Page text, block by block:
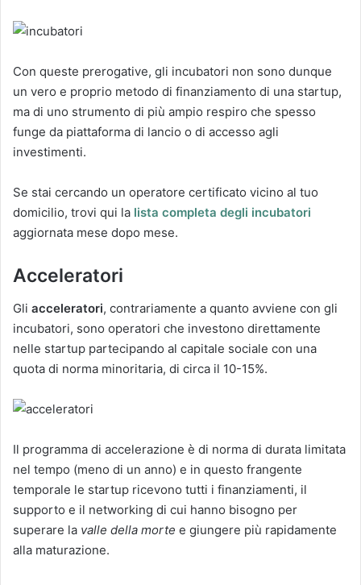
Con queste prerogative, gli incubatori non sono dunque
un vero e proprio metodo di finanziamento di una startup,
ma di uno strumento di più ampio respiro che spesso
funge da piattaforma di lancio o di accesso agli
investimenti.
Se stai cercando un operatore certificato vicino al tuo
domicilio, trovi qui la lista completa degli incubatori
aggiornata mese dopo mese.
Acceleratori
Gli acceleratori, contrariamente a quanto avviene con gli
incubatori, sono operatori che investono direttamente
nelle startup partecipando al capitale sociale con una
quota di norma minoritaria, di circa il 10-15%.
Il programma di accelerazione è di norma di durata limitata
nel tempo (meno di un anno) e in questo frangente
temporale le startup ricevono tutti i finanziamenti, il
supporto e il networking di cui hanno bisogno per
superare la valle della morte e giungere più rapidamente
alla maturazione.